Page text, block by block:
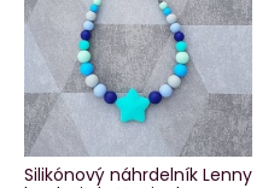
Silikónový náhrdelník Lenny